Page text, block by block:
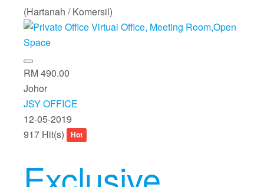
(Hartanah / Komersil)
RM 490.00
Johor
JSY OFFICE
12-05-2019
917 Hit(s)
Hot